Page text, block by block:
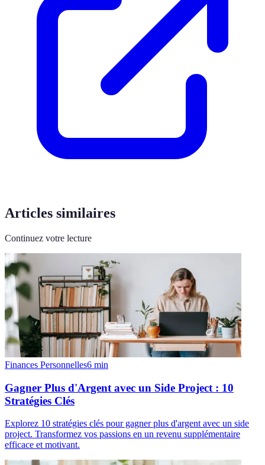
Articles similaires
Continuez votre lecture
Finances Personnelles6 min
Gagner Plus d'Argent avec un Side Project : 10
Stratégies Clés
Explorez 10 stratégies clés pour gagner plus d'argent avec un side
project. Transformez vos passions en un revenu supplémentaire
efficace et motivant.